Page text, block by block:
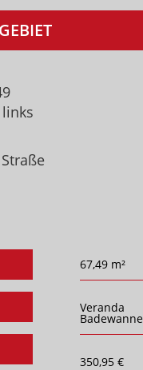
67,49 m²
Veranda
Badewanne
350,95 €